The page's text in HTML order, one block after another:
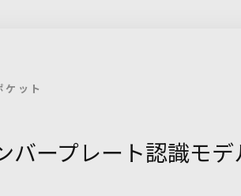
ット
バープレート認識モ